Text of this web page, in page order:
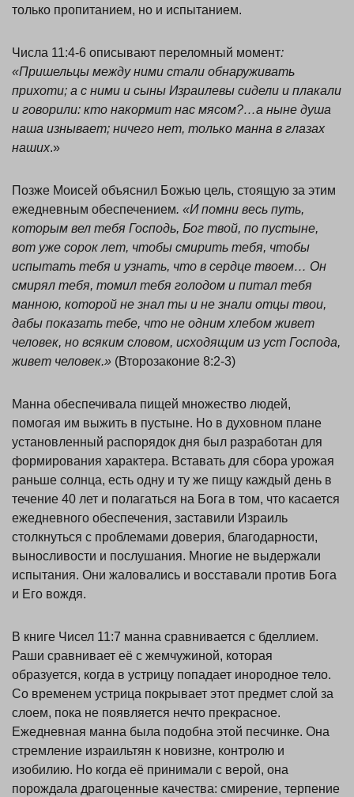
только пропитанием, но и испытанием.
Числа 11:4-6 описывают переломный момент:
«Пришельцы между ними стали обнаруживать
прихоти; а с ними и сыны Израилевы сидели и плакали
и говорили: кто накормит нас мясом?…а ныне душа
наша изнывает; ничего нет, только манна в глазах
наших.»
Позже Моисей объяснил Божью цель, стоящую за этим
ежедневным обеспечением. «И помни весь путь,
которым вел тебя Господь, Бог твой, по пустыне,
вот уже сорок лет, чтобы смирить тебя, чтобы
испытать тебя и узнать, что в сердце твоем… Он
смирял тебя, томил тебя голодом и питал тебя
манною, которой не знал ты и не знали отцы твои,
дабы показать тебе, что не одним хлебом живет
человек, но всяким словом, исходящим из уст Господа,
живет человек.» (Второзаконие 8:2-3)
Манна обеспечивала пищей множество людей,
помогая им выжить в пустыне. Но в духовном плане
установленный распорядок дня был разработан для
формирования характера. Вставать для сбора урожая
раньше солнца, есть одну и ту же пищу каждый день в
течение 40 лет и полагаться на Бога в том, что касается
ежедневного обеспечения, заставили Израиль
столкнуться с проблемами доверия, благодарности,
выносливости и послушания. Многие не выдержали
испытания. Они жаловались и восставали против Бога
и Его вождя.
В книге Чисел 11:7 манна сравнивается с бделлием.
Раши сравнивает её с жемчужиной, которая
образуется, когда в устрицу попадает инородное тело.
Со временем устрица покрывает этот предмет слой за
слоем, пока не появляется нечто прекрасное.
Ежедневная манна была подобна этой песчинке. Она
стремление израильтян к новизне, контролю и
изобилию. Но когда её принимали с верой, она
порождала драгоценные качества: смирение, терпение